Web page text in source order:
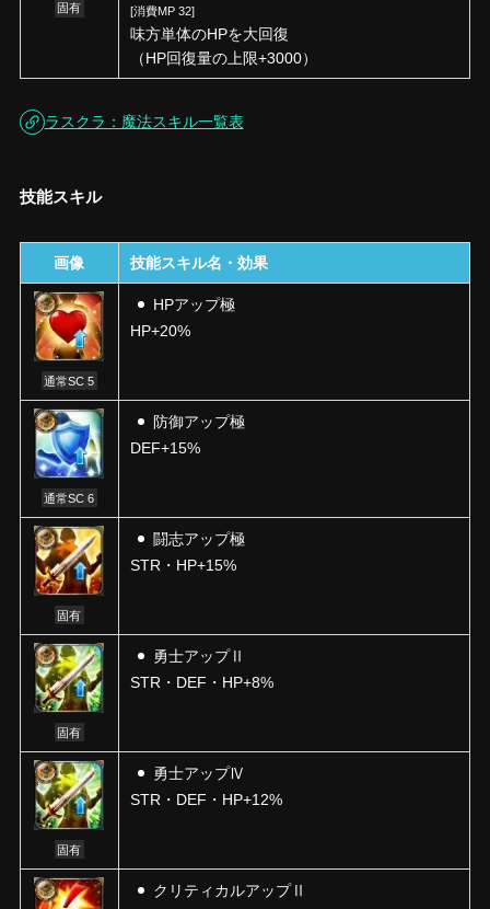
固有 [消費MP 32]
味方単体のHPを大回復
（HP回復量の上限+3000）
ラスクラ：魔法スキル一覧表
技能スキル
画像 技能スキル名・効果
通常SC 5
HPアップ極
HP+20%
通常SC 6
防御アップ極
DEF+15%
固有
闘志アップ極
STR・HP+15%
固有
勇士アップⅡ
STR・DEF・HP+8%
固有
勇士アップⅣ
STR・DEF・HP+12%
クリティカルアップⅡ